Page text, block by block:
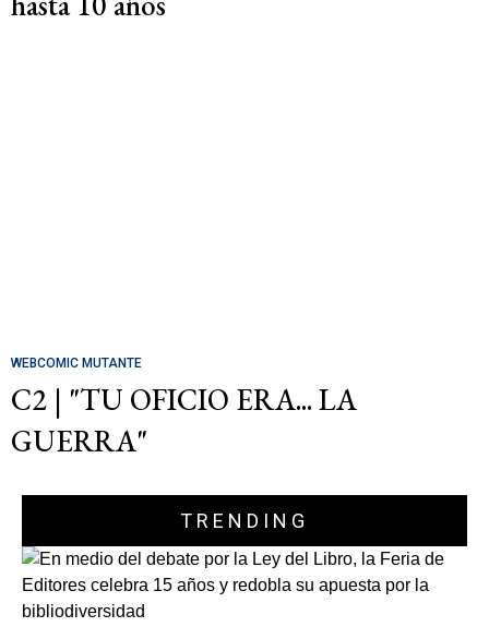
WEBCOMIC MUTANTE
C2 | "TU OFICIO ERA... LA
GUERRA"
TRENDING